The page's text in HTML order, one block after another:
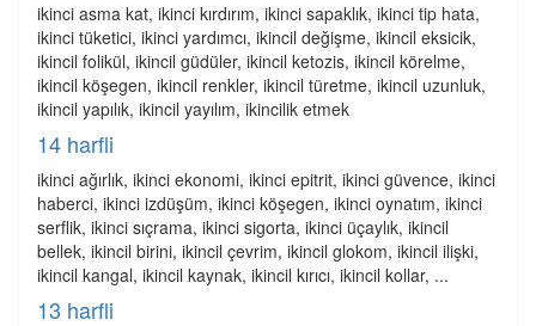
ikinci asma kat, ikinci kırdırım, ikinci sapaklık, ikinci tip hata,
ikinci tüketici, ikinci yardımcı, ikincil değişme, ikincil eksicik,
ikincil folikül, ikincil güdüler, ikincil ketozis, ikincil körelme,
ikincil köşegen, ikincil renkler, ikincil türetme, ikincil uzunluk,
ikincil yapılık, ikincil yayılım, ikincilik etmek
14 harfli
ikinci ağırlık, ikinci ekonomi, ikinci epitrit, ikinci güvence, ikinci
haberci, ikinci izdüşüm, ikinci köşegen, ikinci oynatım, ikinci
serflik, ikinci sıçrama, ikinci sigorta, ikinci üçaylık, ikincil
bellek, ikincil birini, ikincil çevrim, ikincil glokom, ikincil ilişki,
ikincil kangal, ikincil kaynak, ikincil kırıcı, ikincil kollar, ...
13 harfli